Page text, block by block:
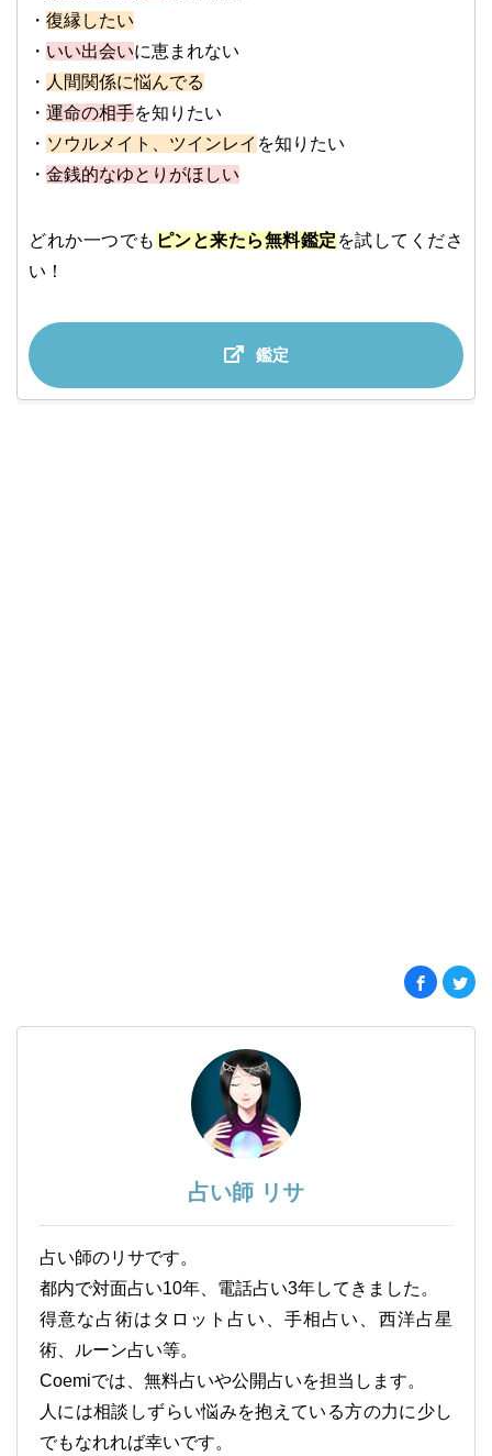
・ 復縁したい
・ いい出会いに恵まれない
・ 人間関係に悩んでる
・ 運命の相手を知りたい
・ ソウルメイト、ツインレイ を知りたい
・ 金銭的なゆとりがほしい
どれか一つでも ピンと来たら無料鑑定 を試してくださ
い！
鑑定
占い師 リサ
占い師のリサです。
都内で対面占い10年、電話占い3年してきました。
得意な占術はタロット占い、手相占い、西洋占星
術、ルーン占い等。
Coemiでは、無料占いや公開占いを担当します。
人には相談しずらい悩みを抱えている方の力に少し
でもなれれば幸いです。